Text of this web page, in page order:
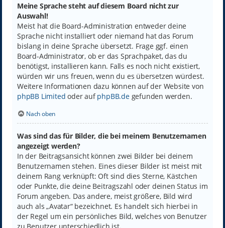
Meine Sprache steht auf diesem Board nicht zur
Auswahl!
Meist hat die Board-Administration entweder deine
Sprache nicht installiert oder niemand hat das Forum
bislang in deine Sprache übersetzt. Frage ggf. einen
Board-Administrator, ob er das Sprachpaket, das du
benötigst, installieren kann. Falls es noch nicht existiert,
würden wir uns freuen, wenn du es übersetzen würdest.
Weitere Informationen dazu können auf der Website von
phpBB Limited oder aufphpBB.degefunden werden.
Nach oben
Was sind das für Bilder, die bei meinem Benutzernamen
angezeigt werden?
In der Beitragsansicht können zwei Bilder bei deinem
Benutzernamen stehen. Eines dieser Bilder ist meist mit
deinem Rang verknüpft: Oft sind dies Sterne, Kästchen
oder Punkte, die deine Beitragszahl oder deinen Status im
Forum angeben. Das andere, meist größere, Bild wird
auch als „Avatar“ bezeichnet. Es handelt sich hierbei in
der Regel um ein persönliches Bild, welches von Benutzer